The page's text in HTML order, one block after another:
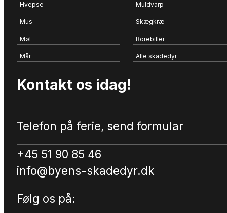
Hvepse Muldvarp
Mus Skægkræ
Møl Borebiller
Mår Alle skadedyr
Kontakt os idag!
Telefon på ferie, send formular
+45 51 90 85 46
info@byens-skadedyr.dk
Følg os på: